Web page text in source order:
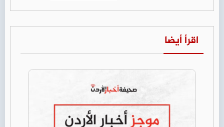
اقرأ أيضا